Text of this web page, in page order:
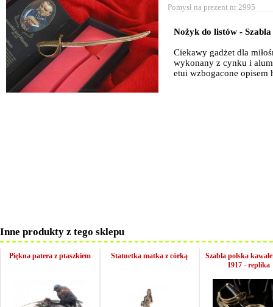
Pomysł na prezent nr 2995
Nożyk do listów - Szabla
Ciekawy gadżet dla
wykonany z cynku i
etui wzbogacone
Inne produkty z tego sklepu
Piękna patera z ptaszkiem Statuetka matka z córką
Szabla polska
1917 - replika